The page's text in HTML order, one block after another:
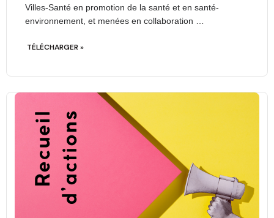
Villes-Santé en promotion de la santé et en santé-
environnement, et menées en collaboration …
TÉLÉCHARGER »